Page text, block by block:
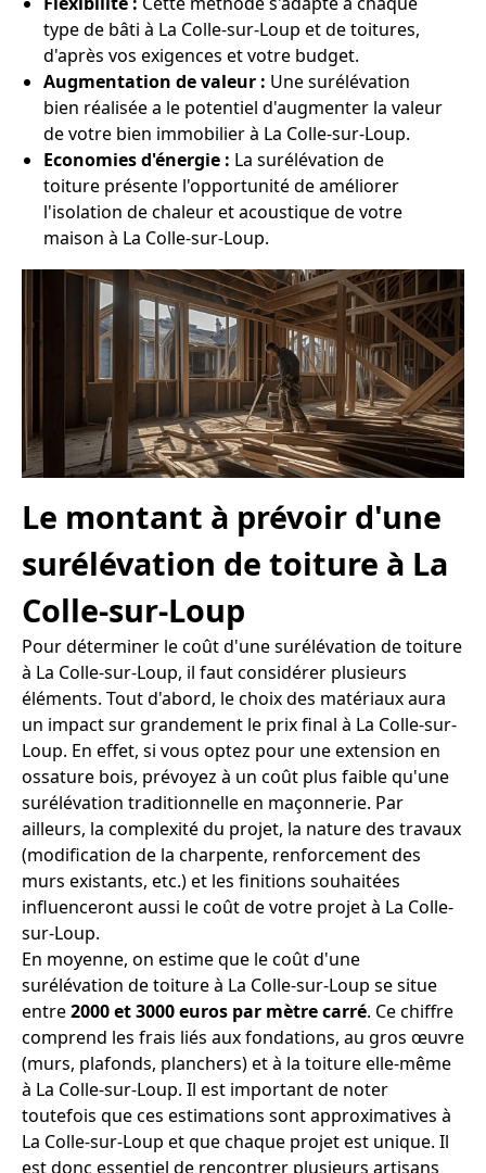
type de bâti à La Colle-sur-Loup et de toitures,
d'après vos exigences et votre budget.
Augmentation de valeur : Une surélévation
bien réalisée a le potentiel d'augmenter la valeur
de votre bien immobilier à La Colle-sur-Loup.
Economies d'énergie : La surélévation de
toiture présente l'opportunité de améliorer
l'isolation de chaleur et acoustique de votre
maison à La Colle-sur-Loup.
Le montant à prévoir d'une
surélévation de toiture à La
Colle-sur-Loup
Pour déterminer le coût d'une surélévation de toiture
à La Colle-sur-Loup, il faut considérer plusieurs
éléments. Tout d'abord, le choix des matériaux aura
un impact sur grandement le prix final à La Colle-sur-
Loup. En effet, si vous optez pour une extension en
ossature bois, prévoyez à un coût plus faible qu'une
surélévation traditionnelle en maçonnerie. Par
ailleurs, la complexité du projet, la nature des travaux
(modification de la charpente, renforcement des
murs existants, etc.) et les finitions souhaitées
influenceront aussi le coût de votre projet à La Colle-
sur-Loup.
En moyenne, on estime que le coût d'une
surélévation de toiture à La Colle-sur-Loup se situe
entre2000 et 3000 euros par mètre carré. Ce chiffre
comprend les frais liés aux fondations, au gros œuvre
(murs, plafonds, planchers) et à la toiture elle-même
à La Colle-sur-Loup. Il est important de noter
toutefois que ces estimations sont approximatives à
La Colle-sur-Loup et que chaque projet est unique. Il
est donc essentiel de rencontrer plusieurs artisans